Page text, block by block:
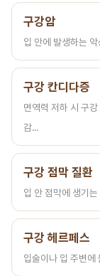
구강암
입 안에 발생하는
구강 칸디다증
면역력 저하 시 구
감...
구강 점막 질환
입 안 점막에 생기
구강 헤르페스
입술이나 입 주변에